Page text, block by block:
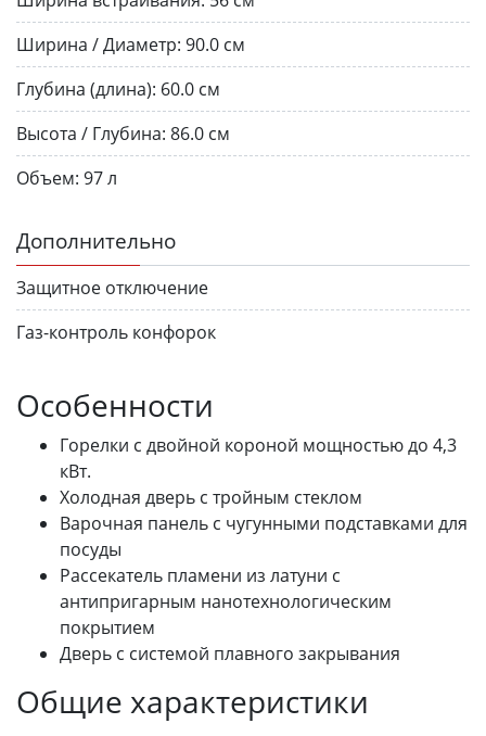
Ширина / Диаметр: 90.0 см
Глубина (длина): 60.0 см
Высота / Глубина: 86.0 см
Объем: 97 л
Дополнительно
Защитное отключение
Газ-контроль конфорок
Особенности
Горелки с двойной короной мощностью до 4,3
кВт.
Холодная дверь с тройным стеклом
Варочная панель с чугунными подставками для
посуды
Рассекатель пламени из латуни с
антипригарным нанотехнологическим
покрытием
Дверь с системой плавного закрывания
Общие характеристики